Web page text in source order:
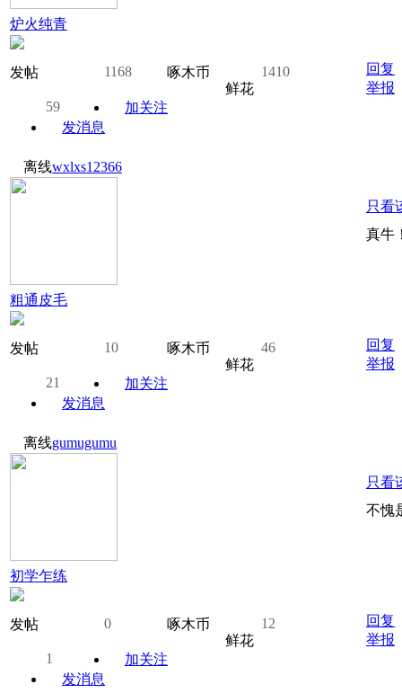
炉火纯青
发帖 1168 啄木币
1410
鲜花
59
加关注
发消息
回复
举报
离线wxlxs12366
粗通皮毛
发帖 10 啄木币
46
鲜花
21
加关注
发消息
只看
真牛
回复
举报
离线gumugumu
初学乍练
发帖 0 啄木币
12
鲜花
1
加关注
发消息
只看
不愧
回复
举报